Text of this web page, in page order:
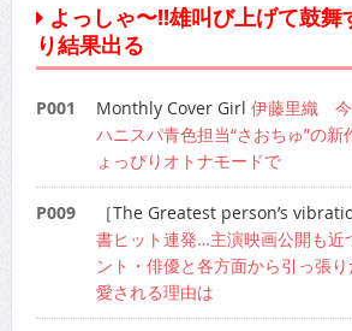
CINEMA×STYLE 286号
CINEMA×STYLE 285号
CINEMA×STYLE 294号
よっしゃ〜!!雄叫び上げて鼓舞
り結果出る
P001 Monthly Cover Girl 伊藤里織 今
ハニスパ青色担当“さおちゅ”の
ょっぴりオトナモードで
P009 ［The Greatest person’s
書ヒット連発…主演映画公開も近
ント・俳優と各方面から引っ張
愛される理由は